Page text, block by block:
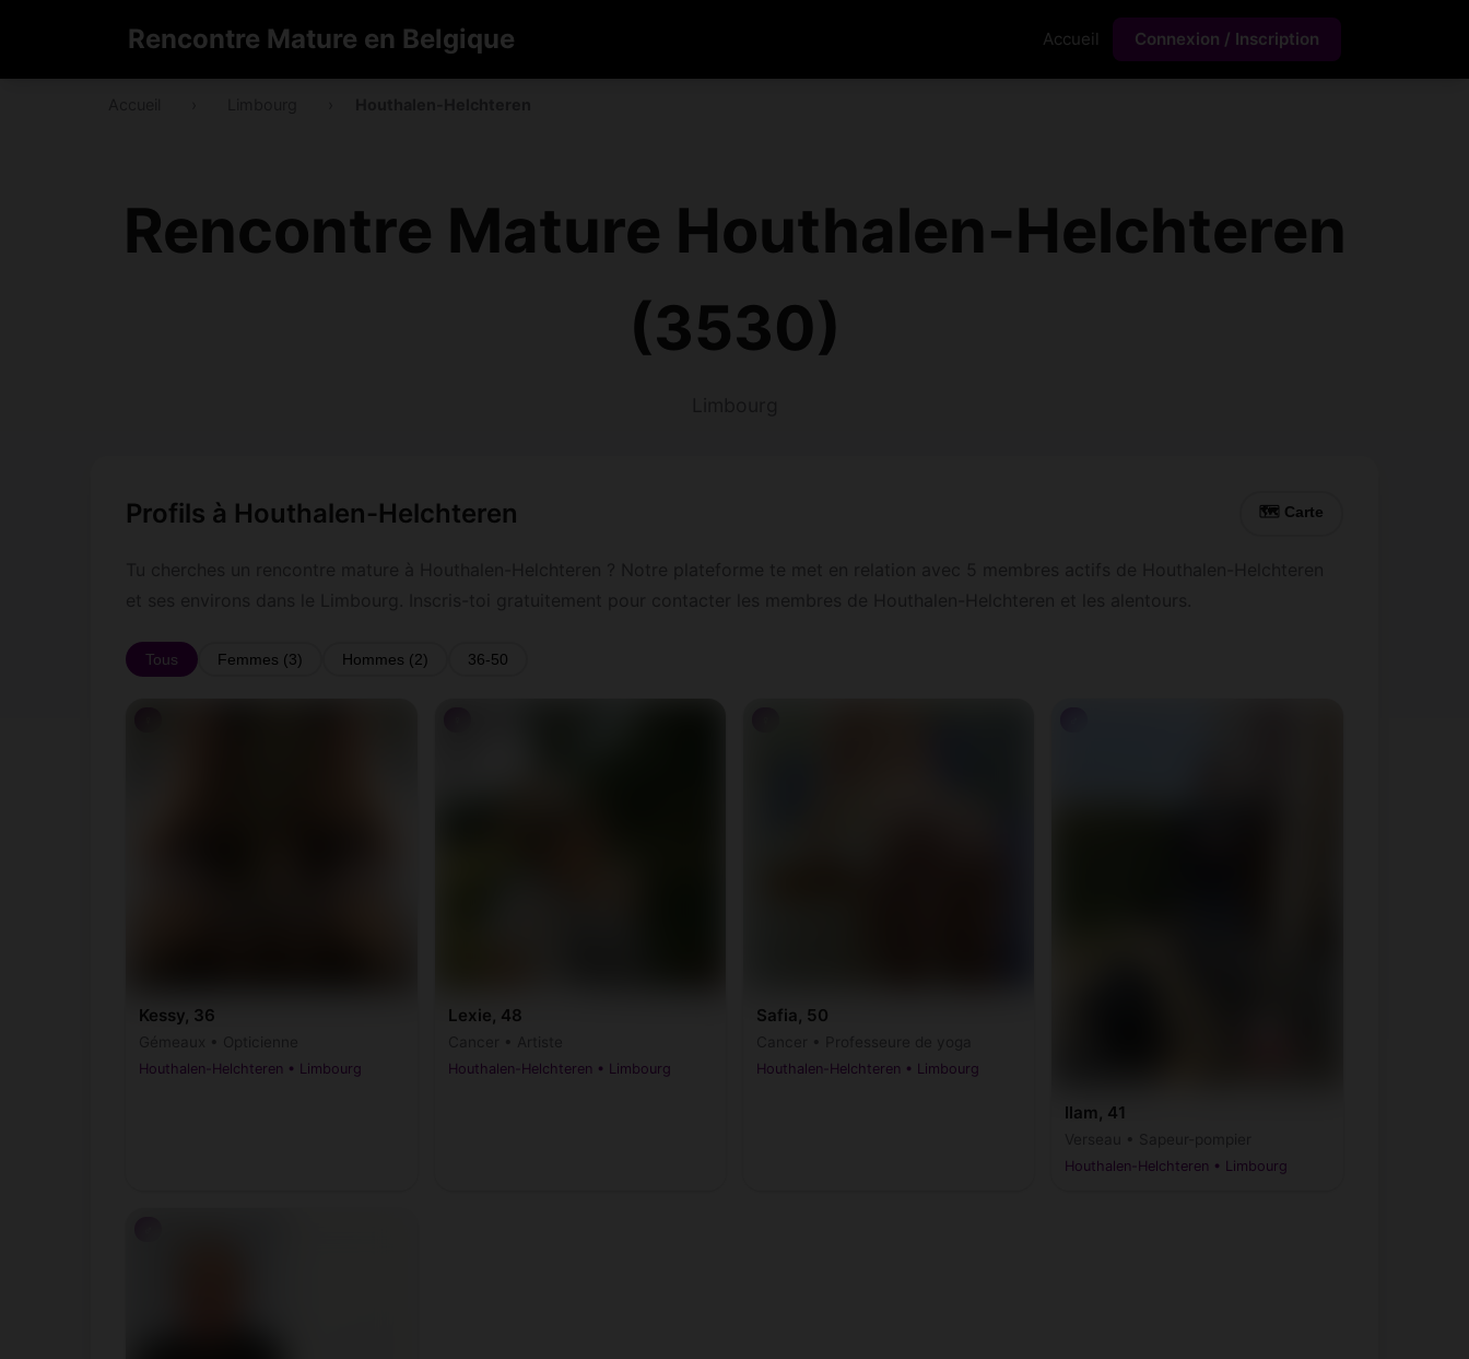
Rencontre Mature en Belgique Accueil Connexion / Inscription
Rencontre Mature Houthalen-Helchteren
(3530)
Profils à Houthalen-Helchteren 🗺 Carte
Tous Femmes (3) Hommes (2) 36-50
Kessy, 36
Houthalen-Helchteren • Limbourg
Lexie, 48
Houthalen-Helchteren • Limbourg
Safia, 50
Houthalen-Helchteren • Limbourg
Ilam, 41
Houthalen-Helchteren • Limbourg